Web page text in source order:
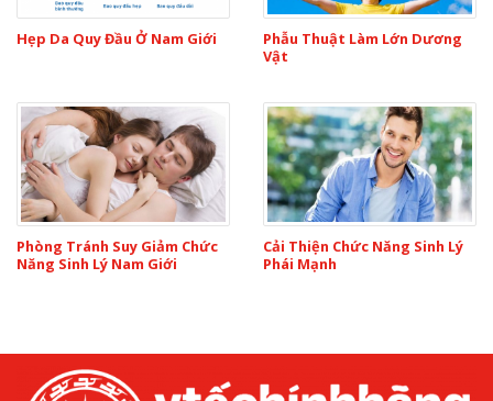
Hẹp Da Quy Đầu Ở Nam Giới
Phẫu Thuật Làm Lớn Dương
Vật
Phòng Tránh Suy Giảm Chức
Năng Sinh Lý Nam Giới
Cải Thiện Chức Năng Sinh Lý
Phái Mạnh